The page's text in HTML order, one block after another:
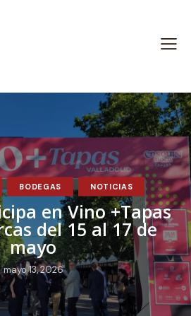
BODEGAS NOTICIAS
en Vino +Tapas
del 15 al 17 de
mayo
mayo 13, 2026